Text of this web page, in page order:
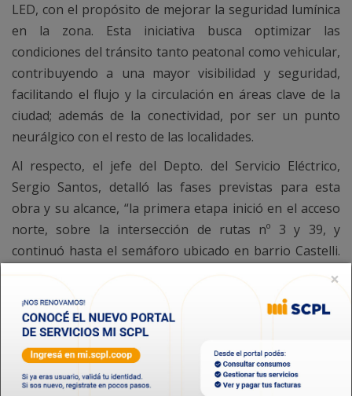
LED, con el propósito de mejorar la seguridad lumínica
en la zona. Esta iniciativa busca optimizar las
condiciones del tránsito tanto peatonal como vehicular,
contribuyendo a una mayor visibilidad y seguridad,
facilitando el flujo y la circulación en áreas clave de la
ciudad; además de la conectividad, por ser un punto
neurálgico con el resto de las localidades.
Al respecto, el jefe del Depto. del Servicio Eléctrico,
Sergio Santos, detalló las fases previstas para esta
obra y su alcance, “la primera etapa inició en el acceso
norte, sobre la intersección de rutas nº 3 y 39, y
continuó hasta el semáforo ubicado en barrio Castelli.
Luego, seguiremos con dos tramos más; uno que llega
último, se trabajará sobre Avda. del Libertador, hasta
llegar al ingreso al centro de la ciudad”.
En este sentido, se realizará la colocación de 341
luminarias LED de potencia de 300 watts y 32 artefactos
×